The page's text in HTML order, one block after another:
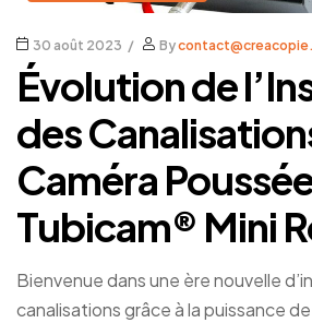
30 août 2023 By
Évolution de
des
Caméra
Tubicam® Mini
Bienvenue dans une ère nouvelle
canalisations grâce à la puissance de